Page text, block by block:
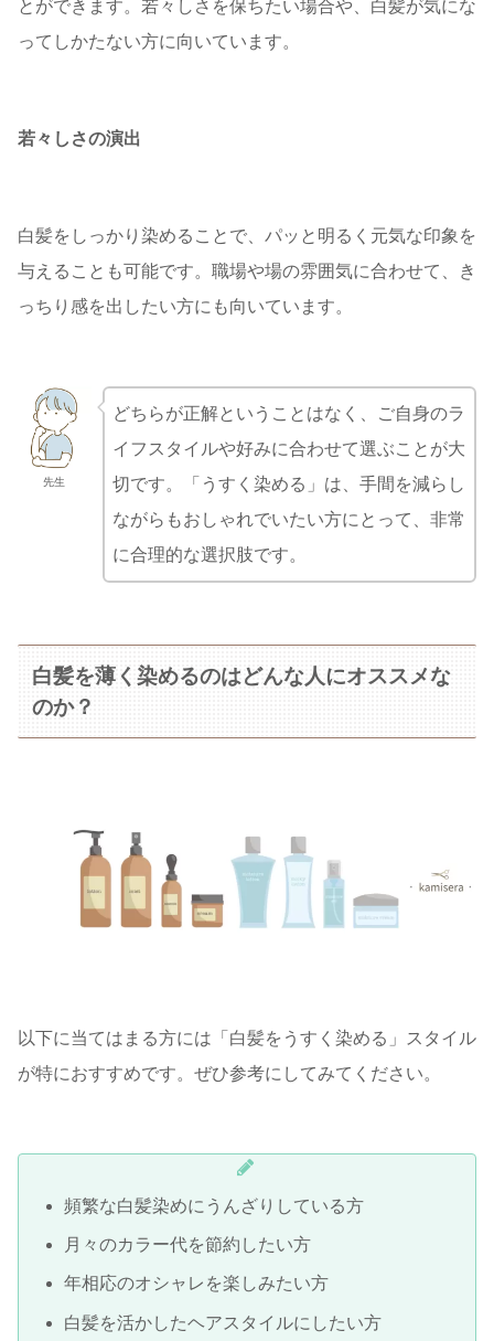
とができます。若々しさを保ちたい場合や、白髪が気にな
ってしかたない方に向いています。
若々しさの演出
白髪をしっかり染めることで、パッと明るく元気な印象を
与えることも可能です。職場や場の雰囲気に合わせて、き
っちり感を出したい方にも向いています。
先生
どちらが正解ということはなく、ご自身のラ
イフスタイルや好みに合わせて選ぶことが大
切です。「うすく染める」は、手間を減らし
ながらもおしゃれでいたい方にとって、非常
に合理的な選択肢です。
白髪を薄く染めるのはどんな人にオススメな
のか？
以下に当てはまる方には「白髪をうすく染める」スタイル
が特におすすめです。ぜひ参考にしてみてください。
頻繁な白髪染めにうんざりしている方
月々のカラー代を節約したい方
年相応のオシャレを楽しみたい方
白髪を活かしたヘアスタイルにしたい方